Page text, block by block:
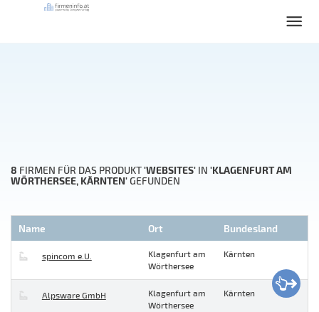
8 FIRMEN FÜR DAS PRODUKT'WEBSITES' IN 'KLAGENFURT AM
WÖRTHERSEE, KÄRNTEN'GEFUNDEN
Name Ort Bundesland
spincom e.U.
Klagenfurt am
Wörthersee
Kärnten
Alpsware GmbH
Klagenfurt am
Wörthersee
Kärnten